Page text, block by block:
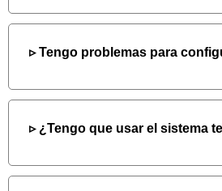
Tengo problemas para
¿Tengo que usar el sistema